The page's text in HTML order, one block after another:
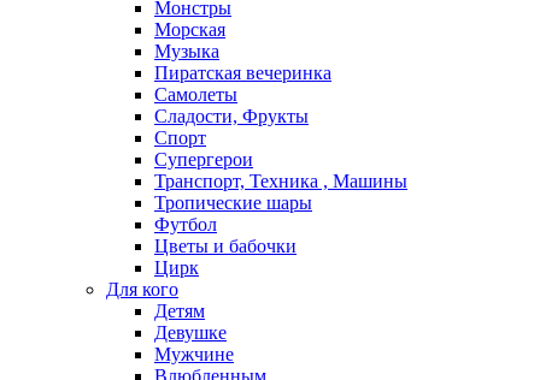
Монстры
Морская
Музыка
Пиратская вечеринка
Самолеты
Сладости, Фрукты
Спорт
Супергерои
Транспорт, Техника , Машины
Тропические шары
Футбол
Цветы и бабочки
Цирк
Для кого
Детям
Девушке
Мужчине
Влюбленным